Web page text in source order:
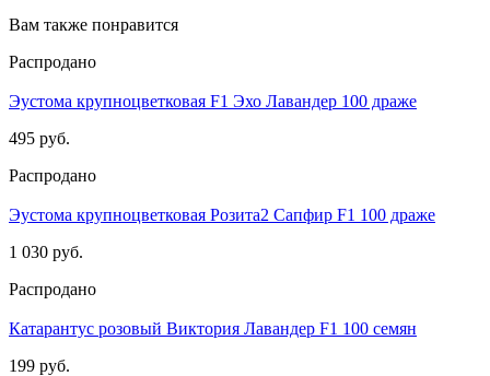
Вам также понравится
Распродано
Эустома крупноцветковая F1 Эхо Лавандер 100 драже
495 руб.
Распродано
Эустома крупноцветковая Розита2 Сапфир F1 100 драже
1 030 руб.
Распродано
Катарантус розовый Виктория Лавандер F1 100 семян
199 руб.